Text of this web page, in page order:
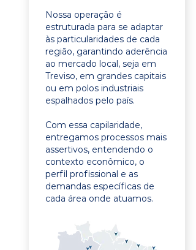
Nossa operação é
estruturada para se adaptar
às particularidades de cada
região, garantindo aderência
ao mercado local, seja em
Treviso, em grandes capitais
ou em polos industriais
espalhados pelo país.
Com essa capilaridade,
entregamos processos mais
assertivos, entendendo o
contexto econômico, o
perfil profissional e as
demandas específicas de
cada área onde atuamos.